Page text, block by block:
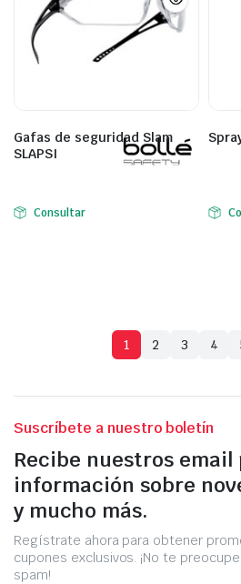
Gafas de seguridad Slam
SLAPSI
Consultar
1 2 3 4
Suscríbete a nuestro boletín
Recibe nuestros
información sobre
y mucho más.
Regístrate ahora para obtener
cupones exclusivos. ¡No te
spam!